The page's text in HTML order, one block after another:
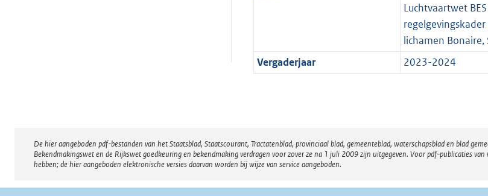
Luchtvaartwet
lichamen Bonaire,
Vergaderjaar
2023-2024
Disclaimer
De hier aangeboden pdf-bestanden van het Staatsblad, Staatscourant, Tractatenblad, provinciaal blad, gemeenteblad, waterschapsblad en blad
Bekendmakingswet en de Rijkswet goedkeuring en bekendmaking verdragen voor zover ze na 1 juli 2009 zijn uitgegeven. Voor pdf-publicaties
hebben; de hier aangeboden elektronische versies daarvan worden bij wijze van service aangeboden.